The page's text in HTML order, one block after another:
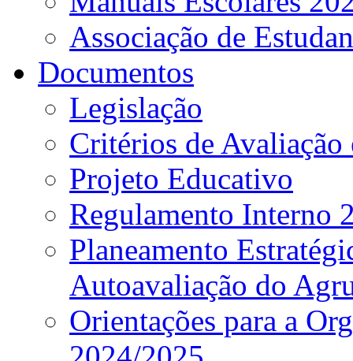
Associação de
Documentos
Legislação
Critérios de
Projeto Educativo
Regulamento Interno
Planeamento
Autoavaliação do
Orientações para a